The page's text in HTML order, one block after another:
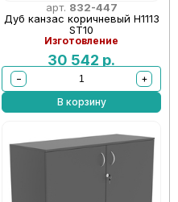
арт. 832-447
Дуб канзас коричневый Н1113
ST10
Изготовление
30 542 р.
−
+
В корзину